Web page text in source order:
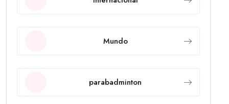
Mundo
parabadminton